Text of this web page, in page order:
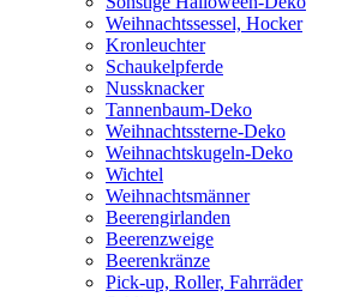
Weihnachtssessel, Hocker
Kronleuchter
Schaukelpferde
Nussknacker
Tannenbaum-Deko
Weihnachtssterne-Deko
Weihnachtskugeln-Deko
Wichtel
Weihnachtsmänner
Beerengirlanden
Beerenzweige
Beerenkränze
Pick-up, Roller, Fahrräder